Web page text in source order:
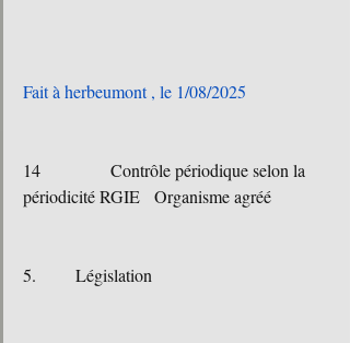
Fait à herbeumont , le 1/08/2025
14		Contrôle périodique selon la
périodicité RGIE	Organisme agréé
5.	  Législation